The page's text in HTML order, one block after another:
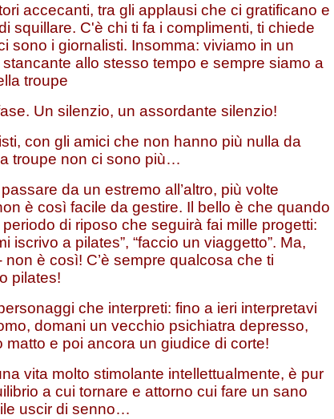
accecanti, tra gli applausi che ci gratificano e
squillare. C'è chi ti fa i complimenti, ti chiede
sono i giornalisti. Insomma: viviamo in un
allo stesso tempo e sempre siamo a
troupe
Un silenzio, un assordante silenzio!
con gli amici che non hanno più nulla da
troupe non ci sono più…
da un estremo all’altro, più volte
è così facile da gestire. Il bello è che quando
di riposo che seguirà fai mille progetti:
iscrivo a pilates”, “faccio un viaggetto”. Ma,
è così! C’è sempre qualcosa che ti
pilates!
che interpreti: fino a ieri interpretavi
domani un vecchio psichiatra depresso,
e poi ancora un giudice di corte!
vita molto stimolante intellettualmente, è pur
a cui tornare e attorno cui fare un sano
uscir di senno…